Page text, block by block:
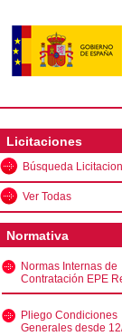
Licitaciones
Búsqueda
Ver Todas
Normativa
Normas Internas de
Contratación EPE
Pliego Condiciones
Generales desde